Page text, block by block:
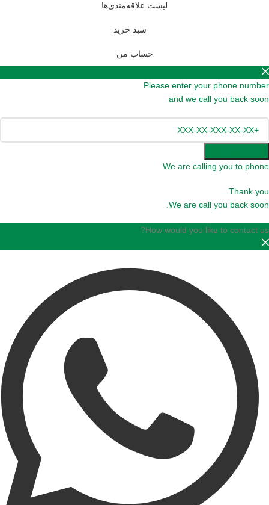
لیست علاقه‌مندی‌ها
سبد خرید
حساب من
Please enter your phone number
and we call you back soon
We are calling you to phone
Thank you.
We are call you back soon.
How would you like to contact us?